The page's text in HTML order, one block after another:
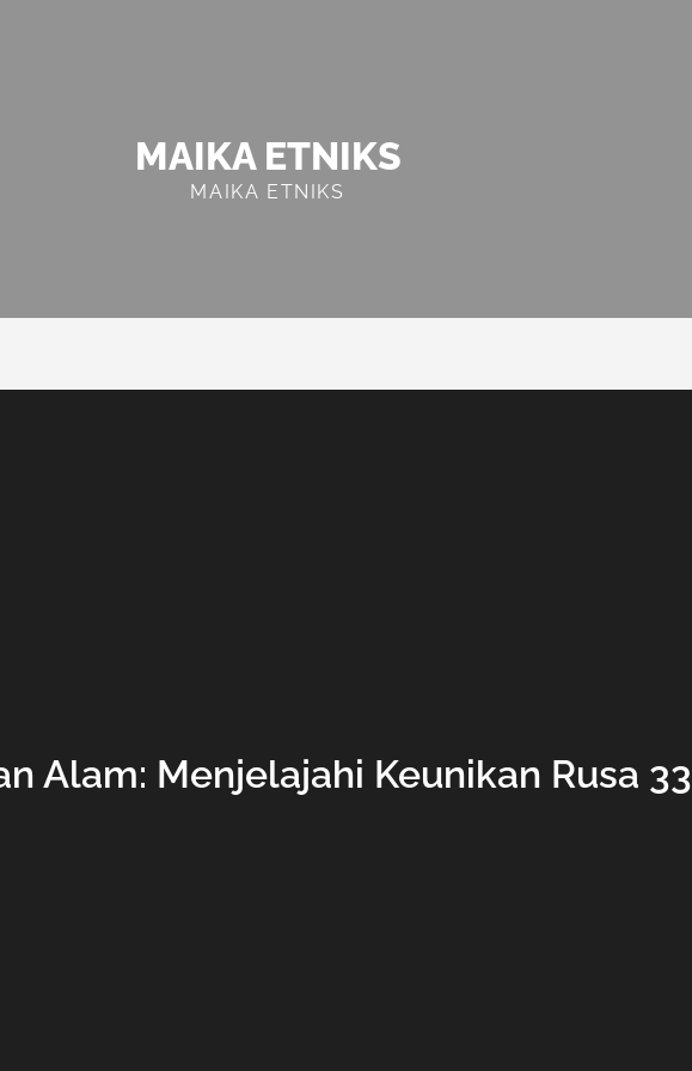
MAIKA ETNIKS
MAIKA ETNIKS
Alam: Menjelajahi Keunikan Rusa 33